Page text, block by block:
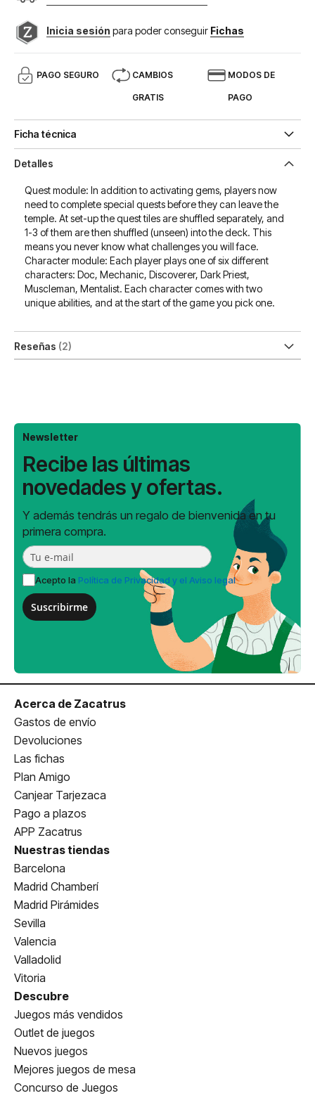
Inicia sesión para poder conseguir Fichas
PAGO SEGURO CAMBIOS
GRATIS
MODOS DE
PAGO
Ficha técnica
Detalles
Quest module: In addition to activating gems, players now
need to complete special quests before they can leave the
temple. At set-up the quest tiles are shuffled separately, and
1-3 of them are then shuffled (unseen) into the deck. This
means you never know what challenges you will face.
Character module: Each player plays one of six different
characters: Doc, Mechanic, Discoverer, Dark Priest,
Muscleman, Mentalist. Each character comes with two
unique abilities, and at the start of the game you pick one.
Reseñas 2
Newsletter
Recibe las últimas
novedades y ofertas.
Y además tendrás un regalo de bienvenida en tu
primera compra.
Acepto la Política de Privacidad y el Aviso legal
Suscribirme
Acerca de Zacatrus
Gastos de envío
Devoluciones
Las fichas
Plan Amigo
Canjear Tarjezaca
Pago a plazos
APP Zacatrus
Nuestras tiendas
Barcelona
Madrid Chamberí
Madrid Pirámides
Sevilla
Valencia
Valladolid
Vitoria
Descubre
Juegos más vendidos
Outlet de juegos
Nuevos juegos
Mejores juegos de mesa
Concurso de Juegos